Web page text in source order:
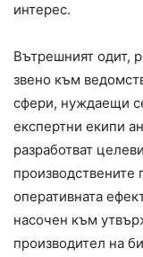
интерес.
Вътрешният одит,
звено към
сфери, нуждаещи
експертни екипи
разработват
оперативната
насочен към
производител на